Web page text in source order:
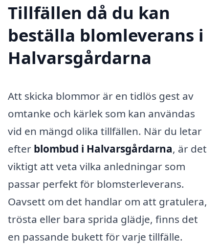
Tillfällen då du kan
beställa blomleverans i
Halvarsgårdarna
Att skicka blommor är en tidlös gest av
omtanke och kärlek som kan användas
vid en mängd olika tillfällen. När du letar
efter blombud i Halvarsgårdarna, är det
viktigt att veta vilka anledningar som
passar perfekt för blomsterleverans.
Oavsett om det handlar om att gratulera,
trösta eller bara sprida glädje, finns det
en passande bukett för varje tillfälle.